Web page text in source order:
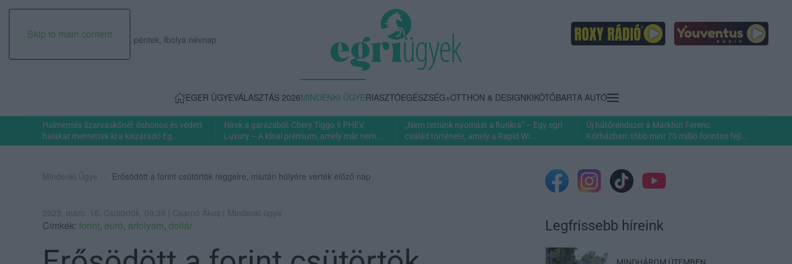
Skip to main content
2026. augusztus 07., péntek, Ibolya névnap
EGER ÜGYEVÁLASZTÁS 2026MINDENKI ÜGYERIASZTÓEGÉSZSÉG+OTTHON & DESIGNKIKÖTŐBARTA AUTÓ
Halmentés Szarvaskőnél: őshonos és védett
halakat mentettek ki a kiszáradó Eg...
Hírek a garázsból: Chery Tiggo 9 PHEV
Luxury – A kínai prémium, amely már nem...
„Nem tettünk nyomást a fiunkra” – Egy egri
család története, amely a Rapid Wi...
Új hűtőrendszer a Markhot Ferenc
Kórházban: több mint 70 millió forintos fejl...
Mindenki Ügye Erősödött a forint csütörtök reggelre, miután hülyére verték előző nap
2023. márc. 16. Csütörtök, 09:39 | Csarnó Ákos | Mindenki ügye
Címkék: forint, euró, árfolyam, dollár Legfrissebb híreink
MINDHÁROM ÜTEMBEN